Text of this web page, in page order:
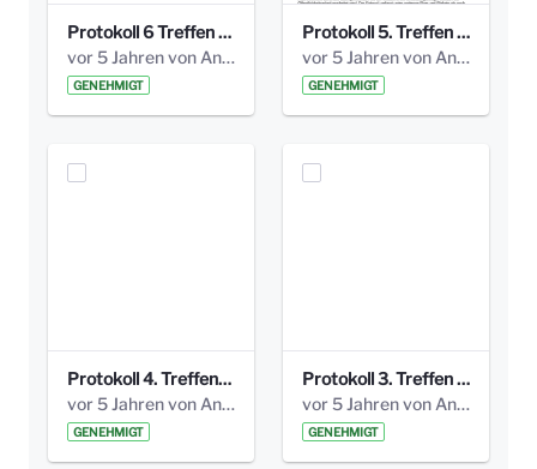
Protokoll 6 Treffen 20150205 AG Bismarckplatz.pdf
vor 5 Jahren von Anni Schlumberger
GENEHMIGT
Protokoll 5. Treffen 20141208 AG Bismarkplatz.pdf
vor 5 Jahren von Anni Schlumberger
GENEHMIGT
Protokoll 4. Treffen_20141113 AG Bismarckplatz.pdf
vor 5 Jahren von Anni Schlumberger
GENEHMIGT
Protokoll 3. Treffen 20141016 AG Bismarckplatz.pdf
vor 5 Jahren von Anni Schlumberger
GENEHMIGT